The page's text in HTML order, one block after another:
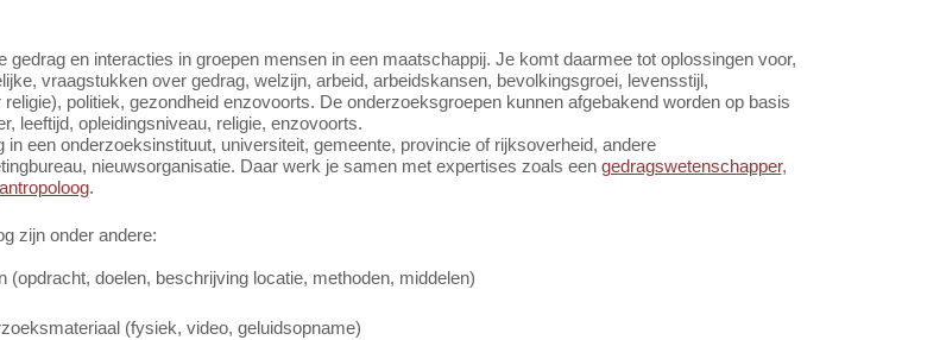
gedrag en interacties in groepen mensen in een maatschappij. Je komt daarmee tot oplossingen voor,
vraagstukken over gedrag, welzijn, arbeid, arbeidskansen, bevolkingsgroei, levensstijl,
politiek, gezondheid enzovoorts. De onderzoeksgroepen kunnen afgebakend worden op basis
leeftijd, opleidingsniveau, religie, enzovoorts.
in een onderzoeksinstituut, universiteit, gemeente, provincie of rijksoverheid, andere
nieuwsorganisatie. Daar werk je samen met expertises zoals een gedragswetenschapper,
antropoloog.
zijn onder andere:
(opdracht, doelen, beschrijving locatie, methoden, middelen)
(fysiek, video, geluidsopname)